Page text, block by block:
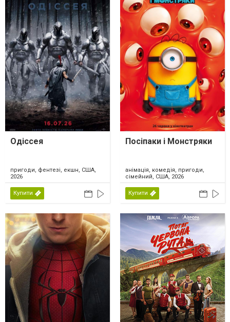
Одіссея
пригоди, фентезі, екшн, США,
2026
Купити
Посіпаки і Монстряки
анімація, комедія, пригоди,
сімейний, США, 2026
Купити